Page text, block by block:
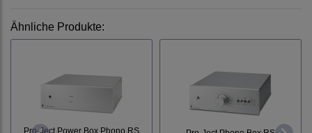
Ähnliche Produkte:
Pro-Ject Power Box Phono RS